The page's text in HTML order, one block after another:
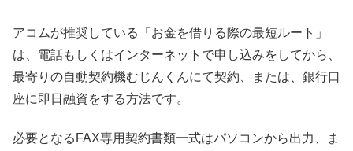
アコムが推奨している「お金を借りる際の最短ルート」
は、電話もしくはインターネットで申し込みをしてから、
最寄りの自動契約機むじんくんにて契約、または、銀行口
座に即日融資をする方法です。
必要となるFAX専用契約書類一式はパソコンから出力、ま